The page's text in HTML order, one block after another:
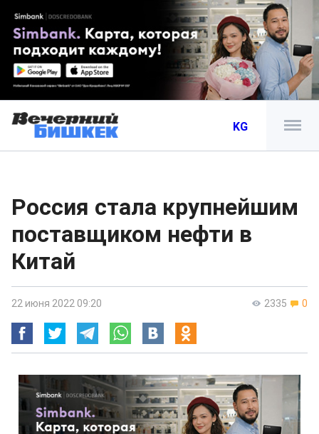
KG
Россия стала крупнейшим
поставщиком нефти в
Китай
2335 0
22 июня 2022 09:20